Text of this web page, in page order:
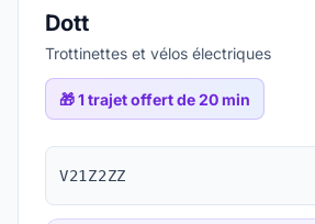
Dott
Trottinettes et vélos électriques
🎁1 trajet offert de 20 min
V21Z2ZZ